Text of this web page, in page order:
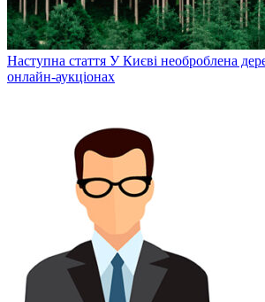
Наступна стаття У Києві необроблена
онлайн-аукціонах